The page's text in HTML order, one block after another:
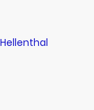
Hellenthal